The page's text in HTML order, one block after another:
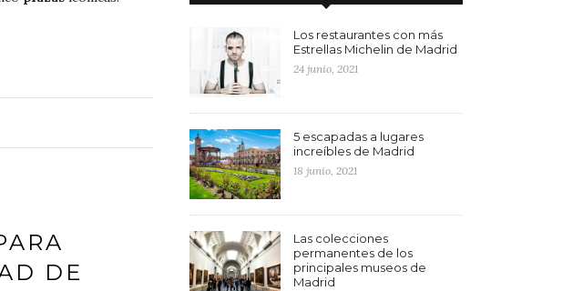
DE
Los restaurantes con más
Estrellas Michelin de Madrid
24 junio, 2021
5 escapadas a lugares
increíbles de Madrid
18 junio, 2021
Las colecciones
permanentes de los
principales museos de
Madrid